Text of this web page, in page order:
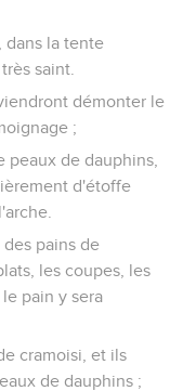
dans la tente
saint.
démonter le
;
peaux de dauphins,
d'étoffe
pains de
les coupes, les
pain y sera
cramoisi, et ils
de dauphins ;